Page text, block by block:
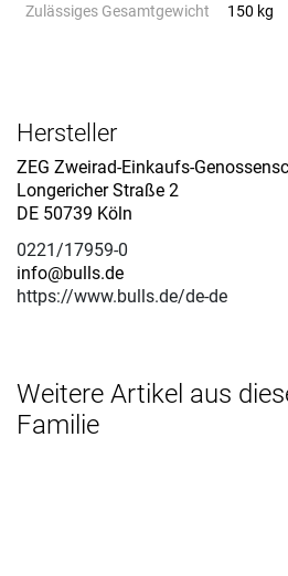
Zulässiges Gesamtgewicht
150 kg
Hersteller
ZEG Zweirad-Einkaufs-
Longericher Straße 2
DE 50739 Köln
0221/17959-0
info@bulls.de
https://www.bulls.de/de-de
Weitere Artikel aus
Familie